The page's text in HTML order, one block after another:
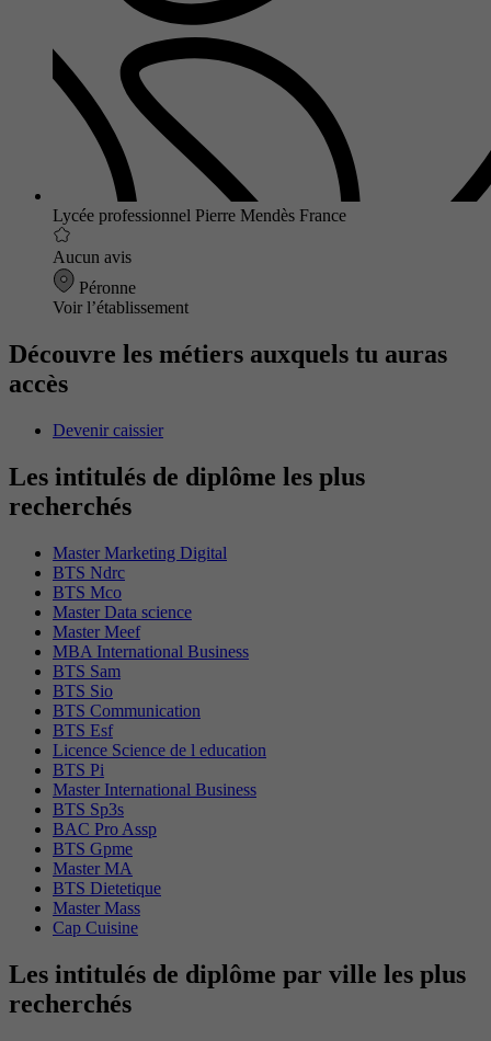
Lycée professionnel Pierre Mendès France
Aucun avis
Péronne
Voir l’établissement
Découvre les métiers auxquels tu auras
accès
Devenir caissier
Les intitulés de diplôme les plus
recherchés
Master Marketing Digital
BTS Ndrc
BTS Mco
Master Data science
Master Meef
MBA International Business
BTS Sam
BTS Sio
BTS Communication
BTS Esf
Licence Science de l education
BTS Pi
Master International Business
BTS Sp3s
BAC Pro Assp
BTS Gpme
Master MA
BTS Dietetique
Master Mass
Cap Cuisine
Les intitulés de diplôme par ville les plus
recherchés